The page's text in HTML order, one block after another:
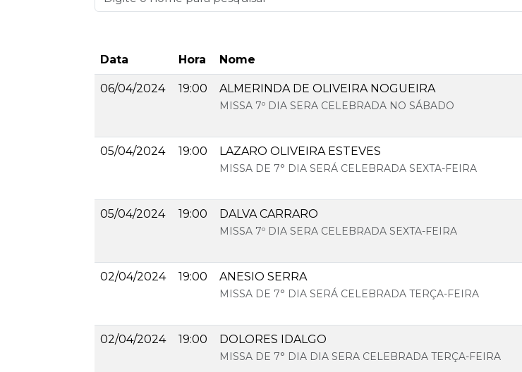
Data Hora Nome
06/04/2024 19:00 ALMERINDA DE OLIVEIRA NOGUEIRA
MISSA 7º DIA SERA CELEBRADA NO SÁBADO
05/04/2024 19:00 LAZARO OLIVEIRA ESTEVES
MISSA DE 7° DIA SERÁ CELEBRADA SEXTA-FEIRA
05/04/2024 19:00 DALVA CARRARO
MISSA 7º DIA SERA CELEBRADA SEXTA-FEIRA
02/04/2024 19:00 ANESIO SERRA
MISSA DE 7° DIA SERÁ CELEBRADA TERÇA-FEIRA
02/04/2024 19:00 DOLORES IDALGO
MISSA DE 7° DIA DIA SERA CELEBRADA TERÇA-FEIRA